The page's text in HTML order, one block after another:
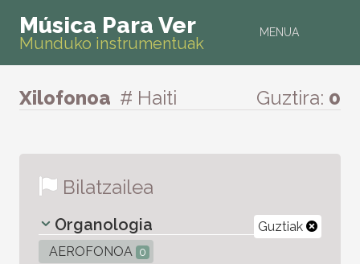
MENUA
Música Para Ver
Munduko instrumentuak
Xilofonoa # Haiti Guztira: 0
Bilatzailea
Guztiak
Organologia
AEROFONOA 0